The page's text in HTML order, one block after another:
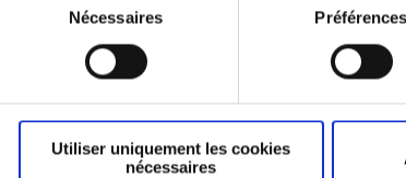
consentement
Nécessaires Préférences
Utiliser uniquement les cookies
nécessaires